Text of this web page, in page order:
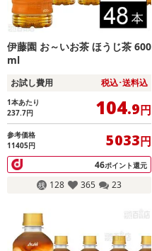
伊藤園 お～いお茶 ほうじ茶 600
ml
お試し費用 税込･送料込
1本あたり
237.7円 104.9円
参考価格
11405円
5033円
46ポイント還元
128 365 23